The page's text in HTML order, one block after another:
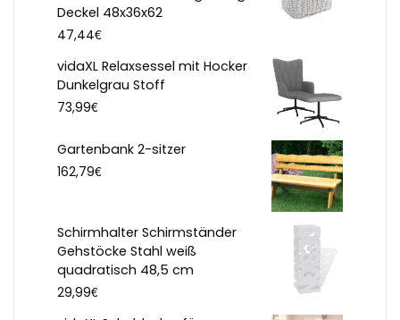
Deckel 48x36x62
47,44€
vidaXL Relaxsessel mit Hocker
Dunkelgrau Stoff
73,99€
Gartenbank 2-sitzer
162,79€
Schirmhalter Schirmständer
Gehstöcke Stahl weiß
quadratisch 48,5 cm
29,99€